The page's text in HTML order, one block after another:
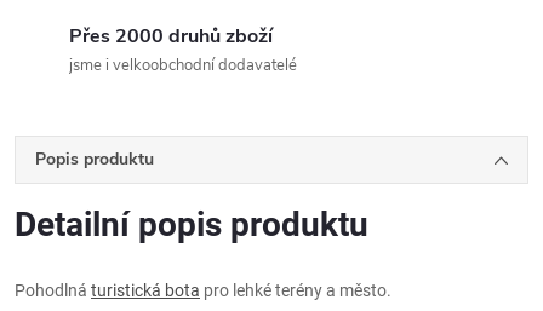
Přes 2000 druhů zboží
jsme i velkoobchodní dodavatelé
Popis produktu
Detailní popis produktu
Pohodlná turistická bota pro lehké terény a město.